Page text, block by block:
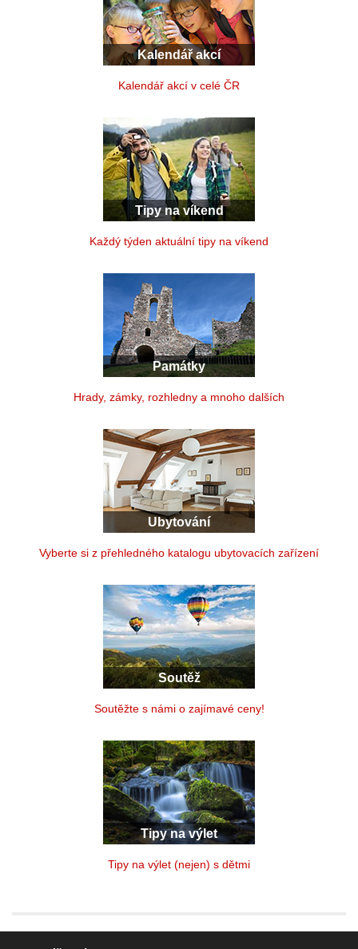
Kalendář akcí
Kalendář akcí v celé ČR
Tipy na víkend
Každý týden aktuální tipy na víkend
Památky
Hrady, zámky, rozhledny a mnoho dalších
Ubytování
Vyberte si z přehledného katalogu ubytovacích zařízení
Soutěž
Soutěžte s námi o zajímavé ceny!
Tipy na výlet
Tipy na výlet (nejen) s dětmi